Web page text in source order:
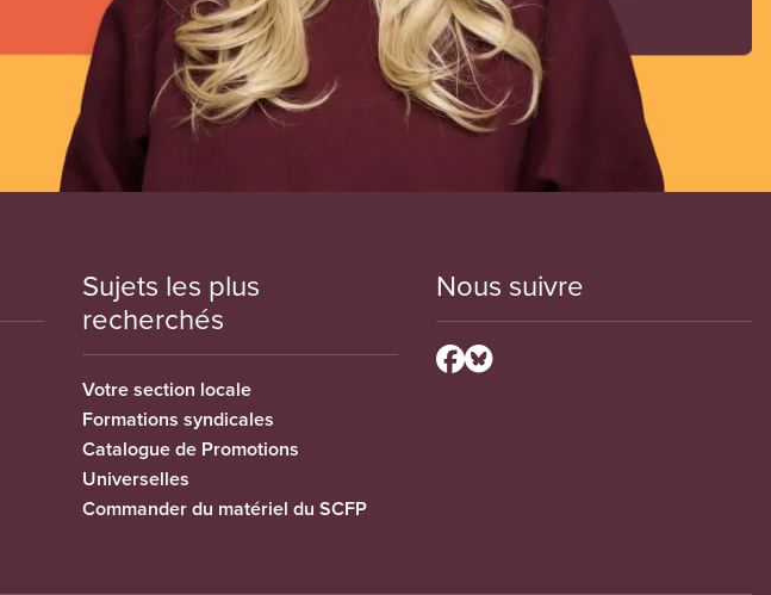
Sujets les plus
recherchés
Votre section locale
Formations syndicales
Catalogue de Promotions
Universelles
Commander du matériel du SCFP
Nous suivre